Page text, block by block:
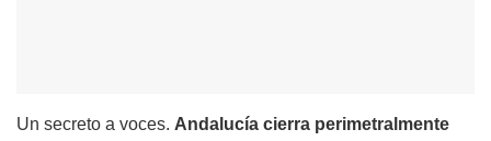
Un secreto a voces. Andalucía cierra perimetralmente